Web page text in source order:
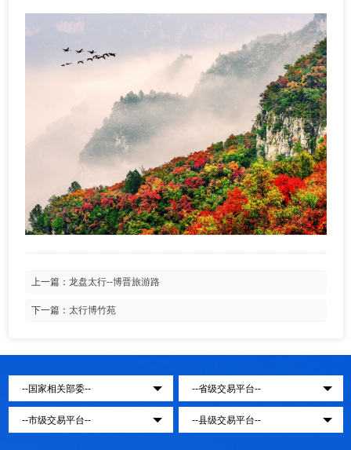
上一篇：龙盘太行--博晋旅游路
下一篇：太行博竹苑